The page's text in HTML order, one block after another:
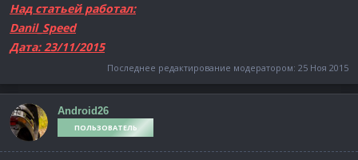
Над статьей работал:
Danil_Speed
Дата: 23/11/2015
Последнее редактирование модератором: 25 Ноя 2015
Android26
ПОЛЬЗОВАТЕЛЬ